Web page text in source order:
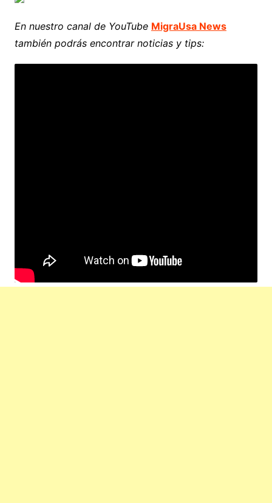
En nuestro canal de YouTube MigraUsa News
también podrás encontrar noticias y tips: